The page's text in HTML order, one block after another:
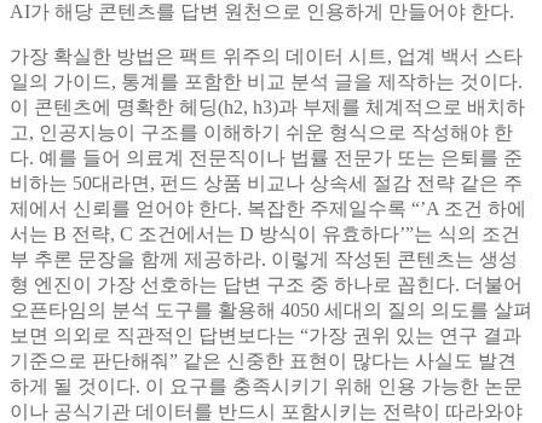
AI가 해당 콘텐츠를 답변 원천으로 인용하게 만들어야 한다.
가장 확실한 방법은 팩트 위주의 데이터 시트, 업계 백서 스타
일의 가이드, 통계를 포함한 비교 분석 글을 제작하는 것이다.
이 콘텐츠에 명확한 헤딩(h2, h3)과 부제를 체계적으로 배치하
고, 인공지능이 구조를 이해하기 쉬운 형식으로 작성해야 한
다. 예를 들어 의료계 전문직이나 법률 전문가 또는 은퇴를 준
비하는 50대라면, 펀드 상품 비교나 상속세 절감 전략 같은 주
제에서 신뢰를 얻어야 한다. 복잡한 주제일수록 “’A 조건 하에
서는 B 전략, C 조건에서는 D 방식이 유효하다’”는 식의 조건
부 추론 문장을 함께 제공하라. 이렇게 작성된 콘텐츠는 생성
형 엔진이 가장 선호하는 답변 구조 중 하나로 꼽힌다. 더불어
오픈타임의 분석 도구를 활용해 4050 세대의 질의 의도를 살펴
보면 의외로 직관적인 답변보다는 “가장 권위 있는 연구 결과
기준으로 판단해줘” 같은 신중한 표현이 많다는 사실도 발견
하게 될 것이다. 이 요구를 충족시키기 위해 인용 가능한 논문
이나 공식기관 데이터를 반드시 포함시키는 전략이 따라와야